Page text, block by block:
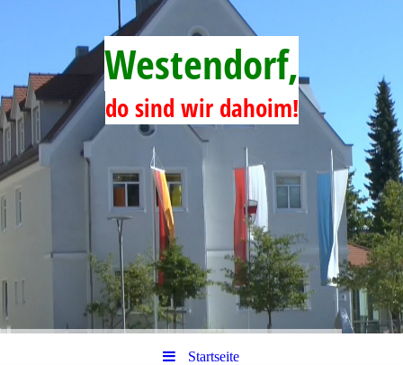
Westendorf,
do sind wir dahoim!
Startseite